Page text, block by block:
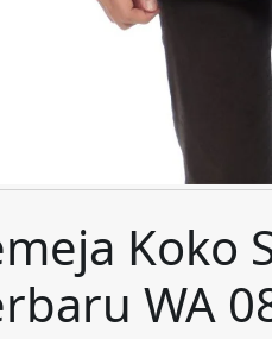
Koko
WA